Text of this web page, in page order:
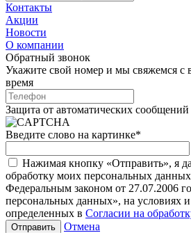
Контакты
Акции
Новости
О компании
Обратный звонок
Укажите свой номер и мы свяжемся с
время
Защита от автоматических сообщений
Введите слово на картинке*
Нажимая кнопку «Отправить», я
обработку моих персональных
Федеральным законом от 27.07.2006
персональных данных», на условиях
определенных в Согласии на
Отмена